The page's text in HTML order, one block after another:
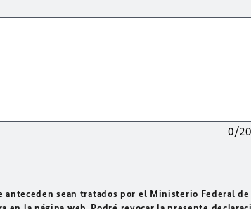
0/
sean tratados por el Ministerio Federal de